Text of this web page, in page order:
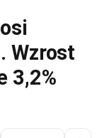
Wzrost
3,2%